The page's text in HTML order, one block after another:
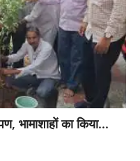
भामाशाहों का किया...